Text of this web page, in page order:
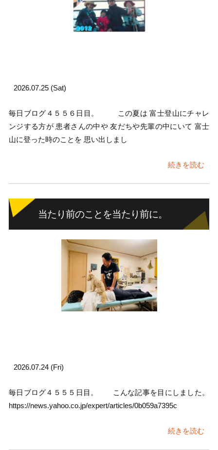
2026.07.25 (Sat)
毎日ブログ４５５６日目。 この夏は 富士登山にチャレ
ンジする方が 患者さんの中や 友だちや先輩の中にいて 富士
山に登った時のことを 思い出しまし
続きを読む
当たり前のことを当たり前に。
2026.07.24 (Fri)
毎日ブログ４５５５日目。 こんな記事を目にしました。
https://news.yahoo.co.jp/expert/articles/0b059a7395c
続きを読む